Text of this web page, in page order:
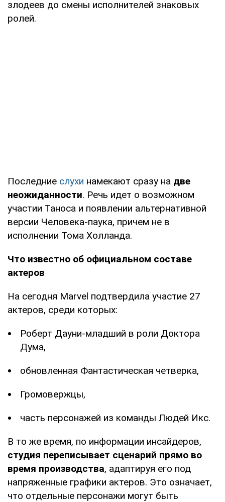
злодеев до смены исполнителей знаковых
ролей.
Последние слухи намекают сразу на две
неожиданности. Речь идет о возможном
участии Таноса и появлении альтернативной
версии Человека-паука, причем не в
исполнении Тома Холланда.
Что известно об официальном составе
актеров
На сегодня Marvel подтвердила участие 27
актеров, среди которых:
Роберт Дауни-младший в роли Доктора
Дума,
обновленная Фантастическая четверка,
Громовержцы,
часть персонажей из команды Людей Икс.
В то же время, по информации инсайдеров,
студия переписывает сценарий прямо во
время производства, адаптируя его под
напряженные графики актеров. Это означает,
что отдельные персонажи могут быть